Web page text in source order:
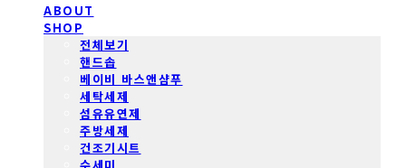
ABOUT
SHOP
전체보기
핸드솝
베이비 바스앤샴푸
세탁세제
섬유유연제
주방세제
건조기시트
수세미